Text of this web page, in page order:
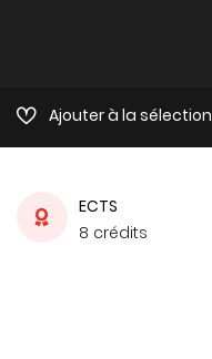
Ajouter à la sélection
ECTS
8 crédits